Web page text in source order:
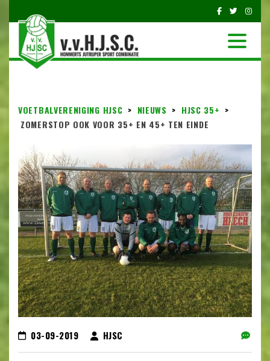
VOETBALVERENIGING HJSC > NIEUWS > HJSC 35+ >
ZOMERSTOP OOK VOOR 35+ EN 45+ TEN EINDE
03-09-2019 HJSC